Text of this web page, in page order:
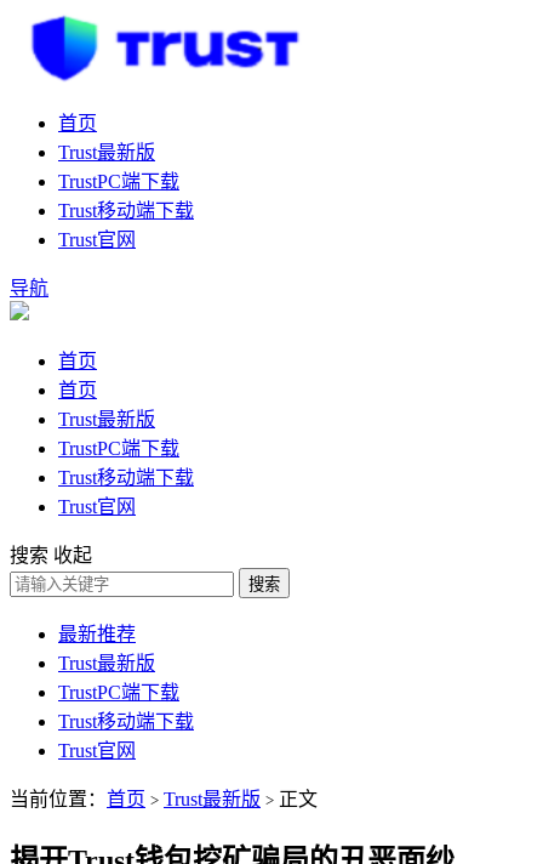
首页
Trust最新版
TrustPC端下载
Trust移动端下载
Trust官网
导航
首页
首页
Trust最新版
TrustPC端下载
Trust移动端下载
Trust官网
搜索 收起
搜索
最新推荐
Trust最新版
TrustPC端下载
Trust移动端下载
Trust官网
当前位置： 首页 > Trust最新版 > 正文